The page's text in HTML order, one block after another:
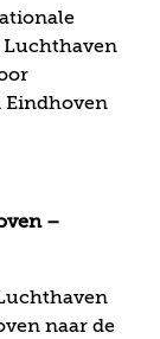
Luchthaven
Eindhoven
–
naar de